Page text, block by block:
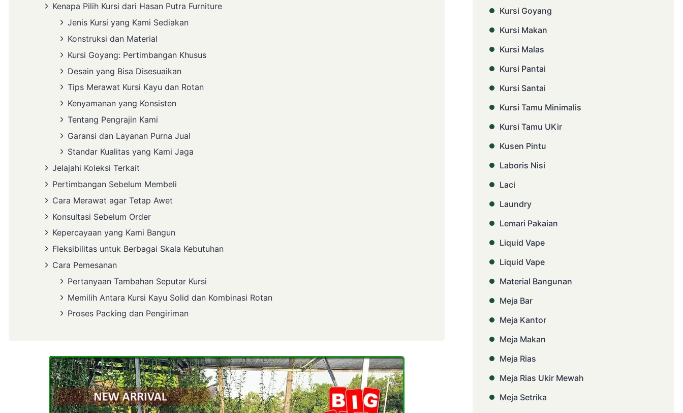
Kenapa Pilih Kursi dari Hasan Putra Furniture
Jenis Kursi yang Kami Sediakan
Konstruksi dan Material
Kursi Goyang: Pertimbangan Khusus
Desain yang Bisa Disesuaikan
Tips Merawat Kursi Kayu dan Rotan
Kenyamanan yang Konsisten
Tentang Pengrajin Kami
Garansi dan Layanan Purna Jual
Standar Kualitas yang Kami Jaga
Jelajahi Koleksi Terkait
Pertimbangan Sebelum Membeli
Cara Merawat agar Tetap Awet
Konsultasi Sebelum Order
Kepercayaan yang Kami Bangun
Fleksibilitas untuk Berbagai Skala Kebutuhan
Cara Pemesanan
Pertanyaan Tambahan Seputar Kursi
Memilih Antara Kursi Kayu Solid dan Kombinasi Rotan
Proses Packing dan Pengiriman
Kursi Goyang
Kursi Makan
Kursi Malas
Kursi Pantai
Kursi Santai
Kursi Tamu Minimalis
Kursi Tamu UKir
Kusen Pintu
Laboris Nisi
Laci
Laundry
Lemari Pakaian
Liquid Vape
Liquid Vape
Material Bangunan
Meja Bar
Meja Kantor
Meja Makan
Meja Rias
Meja Rias Ukir Mewah
Meja Setrika